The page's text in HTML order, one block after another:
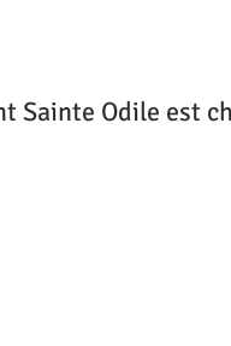
Sainte Odile est